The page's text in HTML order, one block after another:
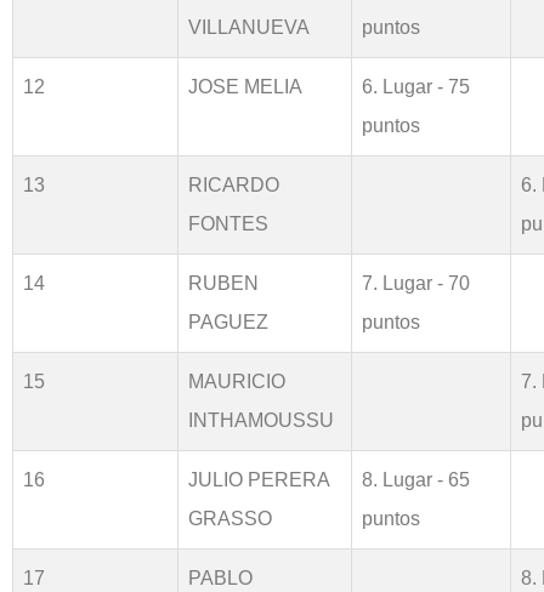
VILLANUEVA
puntos
12 JOSE MELIA
6. Lugar - 75
puntos
13
RICARDO
FONTES
6.
14
RUBEN
PAGUEZ
7. Lugar - 70
puntos
15
MAURICIO
INTHAMOUSSU
7.
16
JULIO PERERA
GRASSO
8. Lugar - 65
puntos
17
PABLO
8.